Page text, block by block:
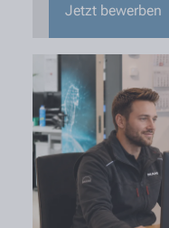
Jetzt bewerben